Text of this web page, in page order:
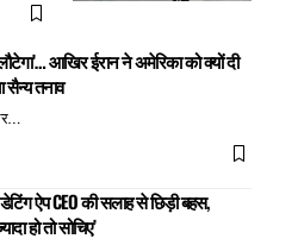
आखिर ईरान ने अमेरिका को क्यों दी
सैन्य तनाव
…
ऐप CEO की सलाह से छिड़ी बहस,
हो तो सोचिए’